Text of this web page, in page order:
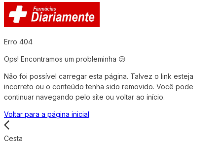
Erro 404
Ops! Encontramos um probleminha 😕
Não foi possível carregar esta página. Talvez o link esteja
incorreto ou o conteúdo tenha sido removido. Você pode
continuar navegando pelo site ou voltar ao início.
Voltar para a página inicial
Cesta